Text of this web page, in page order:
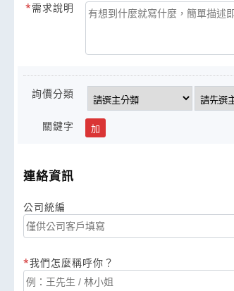
需求說明
詢價分類
關鍵字 加
連絡資訊
公司統編
我們怎麼稱呼你？